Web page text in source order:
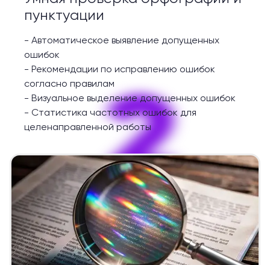
2
пунктуации
- Автоматическое выявление допущенных
ошибок
- Рекомендации по исправлению ошибок
согласно правилам
- Визуальное выделение допущенных ошибок
- Статистика частотных ошибок для
целенаправленной работы